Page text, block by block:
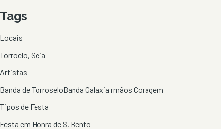
Tags
Locais
Torroelo, Seia
Artistas
Banda de TorroseloBanda GalaxiaIrmãos Coragem
Tipos de Festa
Festa em Honra de S. Bento